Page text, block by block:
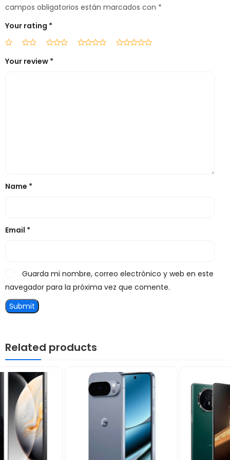
campos obligatorios están marcados con *
Your rating *
Your review *
Name *
Email *
Guarda mi nombre, correo electrónico y web en este
navegador para la próxima vez que comente.
Related products